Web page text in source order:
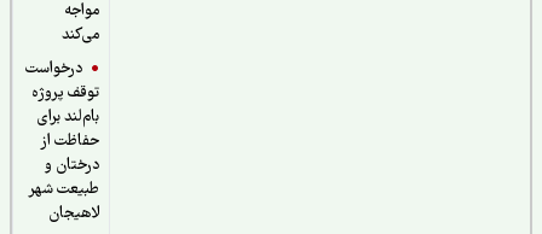
درخواست
توقف پروژه
بام‌لند برای
حفاظت از
درختان و
طبیعت شهر
لاهیجان